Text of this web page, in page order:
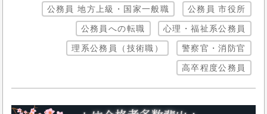
公務員 地方上級・国家一般職
公務員 市役所
公務員への転職
心理・福祉系公務員
理系公務員（技術職）
警察官・消防官
高卒程度公務員